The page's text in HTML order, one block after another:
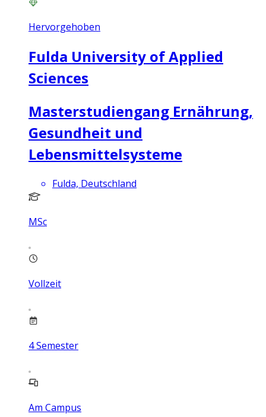
Hervorgehoben
Fulda University of Applied
Sciences
Masterstudiengang Ernährung,
Gesundheit und
Lebensmittelsysteme
Fulda, Deutschland
MSc
Vollzeit
4Semester
Am Campus